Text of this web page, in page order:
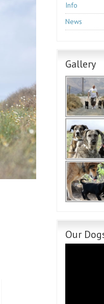
Info
News
Gallery
Our